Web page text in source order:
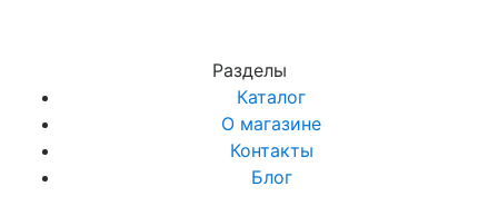
Разделы
Каталог
О магазине
Контакты
Блог